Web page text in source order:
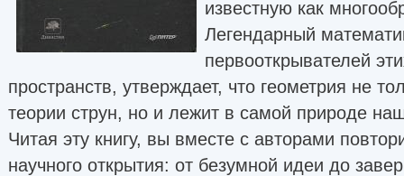
известную как
Легендарный
первооткрывателей
пространств, утверждает, что геометрия не
теории струн, но и лежит в самой природе
Читая эту книгу, вы вместе с авторами
научного открытия: от безумной идеи до